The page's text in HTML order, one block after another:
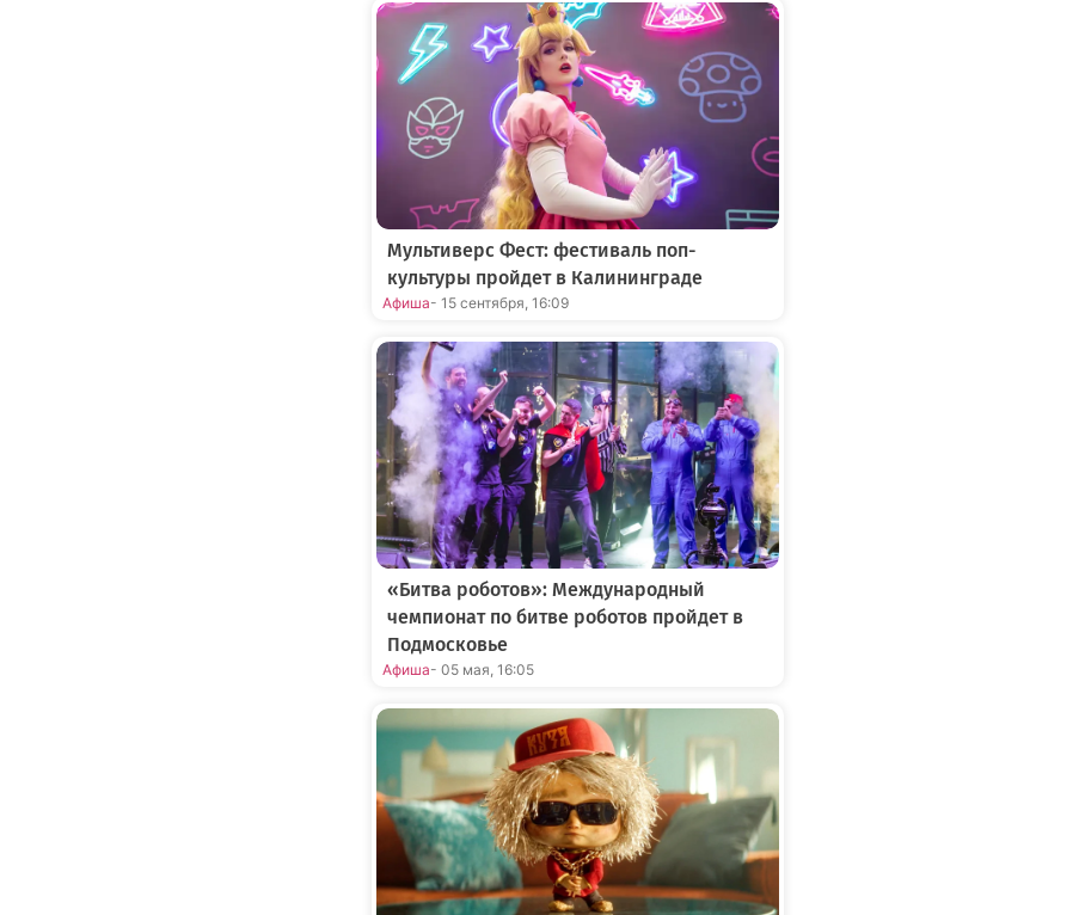
Мультиверс Фест: фестиваль поп-
культуры пройдет в Калининграде
Афиша- 15 сентября, 16:09
«Битва роботов»: Международный
чемпионат по битве роботов пройдет в
Подмосковье
Афиша- 05 мая, 16:05